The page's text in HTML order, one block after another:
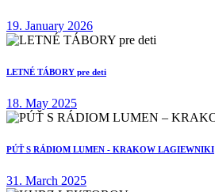
19. January 2026
LETNÉ TÁBORY pre deti
18. May 2025
PÚŤ S RÁDIOM LUMEN - KRAKOW LAGIEWNIKI
31. March 2025